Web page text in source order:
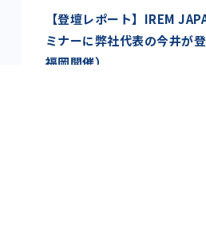
【登壇レポート】IREM
ミナーに弊社代表の今井が
福岡開催）